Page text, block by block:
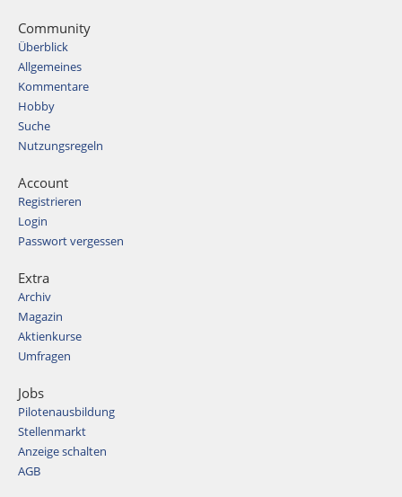
Community
Überblick
Allgemeines
Kommentare
Hobby
Suche
Nutzungsregeln
Account
Registrieren
Login
Passwort vergessen
Extra
Archiv
Magazin
Aktienkurse
Umfragen
Jobs
Pilotenausbildung
Stellenmarkt
Anzeige schalten
AGB